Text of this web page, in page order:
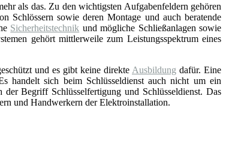
als das. Zu den wichtigsten Aufgabenfeldern gehören
Schlössern sowie deren Montage und auch beratende
Sicherheitstechnik und mögliche Schließanlagen sowie
gehört mittlerweile zum Leistungsspektrum eines
und es gibt keine direkte Ausbildung dafür. Eine
handelt sich beim Schlüsseldienst auch nicht um ein
Begriff Schlüsselfertigung und Schlüsseldienst. Das
und Handwerkern der Elektroinstallation.